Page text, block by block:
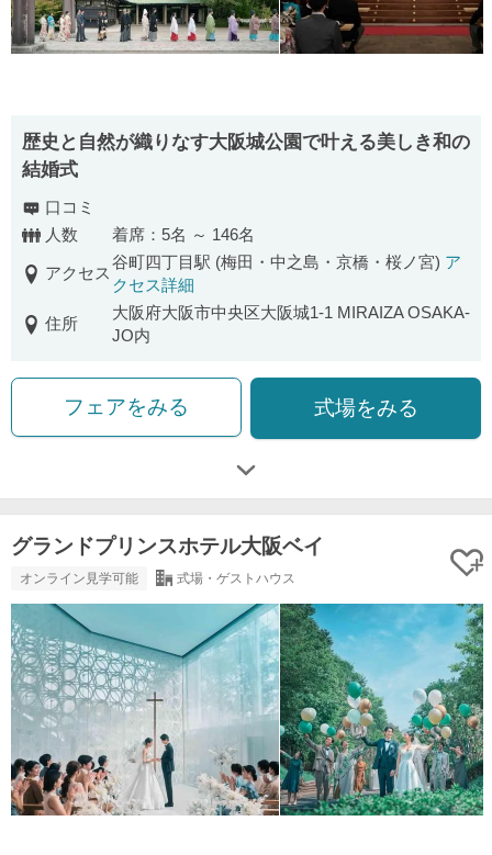
歴史と自然が織りなす大阪城公園で叶える美しき和の
結婚式
口コミ
人数
着席：5名 ～ 146名
アクセス
谷町四丁目駅 (梅田・中之島・京橋・桜ノ宮) ア
クセス詳細
住所
大阪府大阪市中央区大阪城1-1 MIRAIZA OSAKA-
JO内
フェアをみる 式場をみる
グランドプリンスホテル大阪ベイ
オンライン見学可能 式場・ゲストハウス